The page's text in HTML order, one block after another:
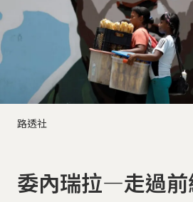
路透社
委內瑞拉—走過前